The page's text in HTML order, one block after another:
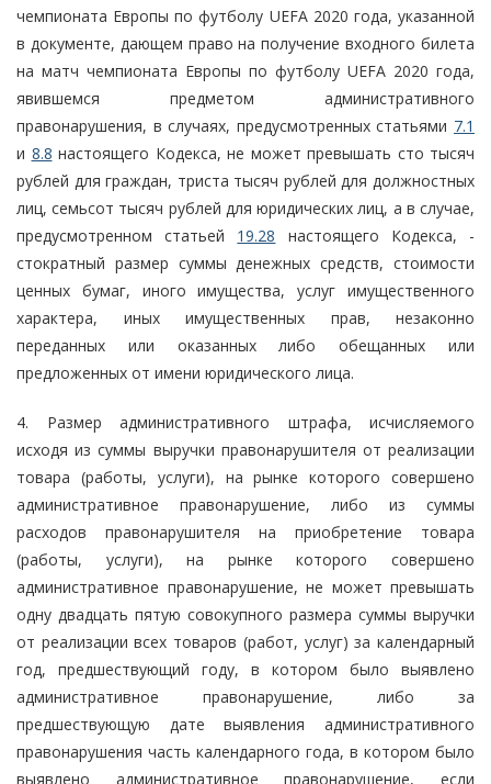
чемпионата Европы по футболу UEFA 2020 года, указанной
в документе, дающем право на получение входного билета
на матч чемпионата Европы по футболу UEFA 2020 года,
явившемся предметом административного
правонарушения, в случаях, предусмотренных статьями 7.1
и 8.8 настоящего Кодекса, не может превышать сто тысяч
рублей для граждан, триста тысяч рублей для должностных
лиц, семьсот тысяч рублей для юридических лиц, а в случае,
предусмотренном статьей 19.28 настоящего Кодекса, -
стократный размер суммы денежных средств, стоимости
ценных бумаг, иного имущества, услуг имущественного
характера, иных имущественных прав, незаконно
переданных или оказанных либо обещанных или
предложенных от имени юридического лица.
4. Размер административного штрафа, исчисляемого
исходя из суммы выручки правонарушителя от реализации
товара (работы, услуги), на рынке которого совершено
административное правонарушение, либо из суммы
расходов правонарушителя на приобретение товара
(работы, услуги), на рынке которого совершено
административное правонарушение, не может превышать
одну двадцать пятую совокупного размера суммы выручки
от реализации всех товаров (работ, услуг) за календарный
год, предшествующий году, в котором было выявлено
административное правонарушение, либо за
предшествующую дате выявления административного
правонарушения часть календарного года, в котором было
выявлено административное правонарушение, если